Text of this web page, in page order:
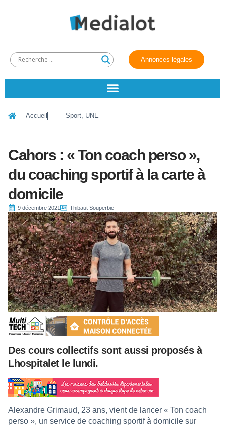
Annonces légales
Accueil Sport, UNE
Cahors : « Ton coach perso »,
du coaching sportif à la carte à
domicile
9 décembre 2021 Thibaut Souperbie
Des cours collectifs sont aussi proposés à
Lhospitalet le lundi.
Alexandre Grimaud, 23 ans, vient de lancer « Ton coach
perso », un service de coaching sportif à domicile sur